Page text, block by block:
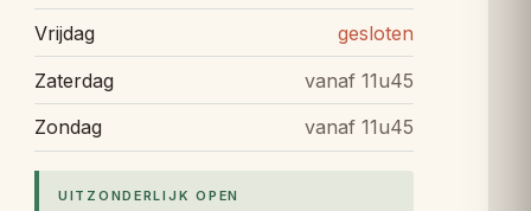
Vrijdag
gesloten
Zaterdag
vanaf 11u45
Zondag
vanaf 11u45
UITZONDERLIJK OPEN